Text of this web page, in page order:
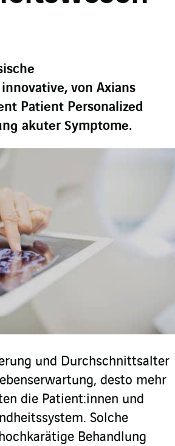
von Axians
Patient Personalized
akuter Symptome.
und Durchschnittsalter
desto mehr
die Patient:innen und
Solche
Behandlung